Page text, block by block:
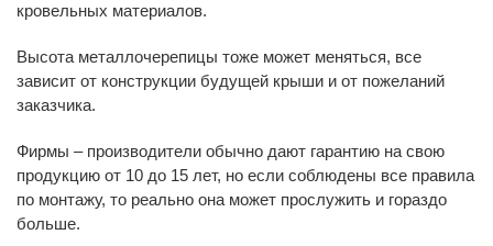
кровельных материалов.
Высота металлочерепицы тоже может меняться, все
зависит от конструкции будущей крыши и от пожеланий
заказчика.
Фирмы – производители обычно дают гарантию на свою
продукцию от 10 до 15 лет, но если соблюдены все правила
по монтажу, то реально она может прослужить и гораздо
больше.